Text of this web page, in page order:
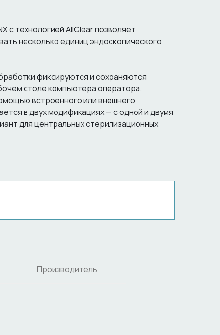
с технологией AllClear позволяет
несколько единиц эндоскопического
фиксируются и сохраняются
столе компьютера оператора.
встроенного или внешнего
в двух модификациях — с одной и двумя
для центральных стерилизационных
Производитель